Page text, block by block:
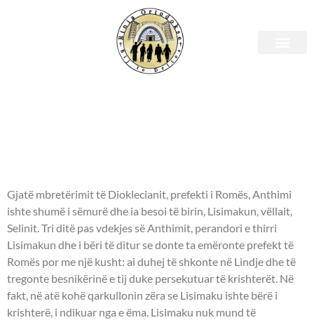
Shenjtori i ditës – 25
Gjatë mbretërimit të Dioklecianit, prefekti i Romës, Anthimi
ishte shumë i sëmurë dhe ia besoi të birin, Lisimakun, vëllait,
Selinit. Tri ditë pas vdekjes së Anthimit, perandori e thirri
Lisimakun dhe i bëri të ditur se donte ta emëronte prefekt të
Romës por me një kusht: ai duhej të shkonte në Lindje dhe të
tregonte besnikërinë e tij duke persekutuar të krishterët. Në
fakt, në atë kohë qarkullonin zëra se Lisimaku ishte bërë i
krishterë, i ndikuar nga e ëma. Lisimaku nuk mund të